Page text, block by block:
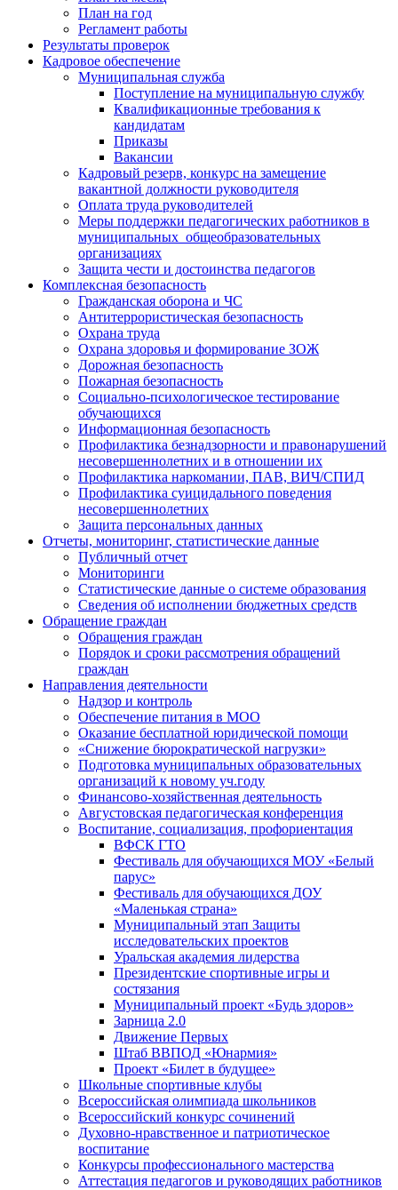
План на год
Регламент работы
Результаты проверок
Кадровое обеспечение
Муниципальная служба
Поступление на муниципальную службу
Квалификационные требования к
кандидатам
Приказы
Вакансии
Кадровый резерв, конкурс на замещение
вакантной должности руководителя
Оплата труда руководителей
Меры поддержки педагогических работников в
муниципальных общеобразовательных
организациях
Защита чести и достоинства педагогов
Комплексная безопасность
Гражданская оборона и ЧС
Антитеррористическая безопасность
Охрана труда
Охрана здоровья и формирование ЗОЖ
Дорожная безопасность
Пожарная безопасность
Социально-психологическое тестирование
обучающихся
Информационная безопасность
Профилактика безнадзорности и правонарушений
несовершеннолетних и в отношении их
Профилактика наркомании, ПАВ, ВИЧ/СПИД
Профилактика суицидального поведения
несовершеннолетних
Защита персональных данных
Отчеты, мониторинг, статистические данные
Публичный отчет
Мониторинги
Статистические данные о системе образования
Сведения об исполнении бюджетных средств
Обращение граждан
Обращения граждан
Порядок и сроки рассмотрения обращений
граждан
Направления деятельности
Надзор и контроль
Обеспечение питания в МОО
Оказание бесплатной юридической помощи
«Снижение бюрократической нагрузки»
Подготовка муниципальных образовательных
организаций к новому уч.году
Финансово-хозяйственная деятельность
Августовская педагогическая конференция
Воспитание, социализация, профориентация
ВФСК ГТО
Фестиваль для обучающихся МОУ «Белый
парус»
Фестиваль для обучающихся ДОУ
«Маленькая страна»
Муниципальный этап Защиты
исследовательских проектов
Уральская академия лидерства
Президентские спортивные игры и
состязания
Муниципальный проект «Будь здоров»
Зарница 2.0
Движение Первых
Штаб ВВПОД «Юнармия»
Проект «Билет в будущее»
Школьные спортивные клубы
Всероссийская олимпиада школьников
Всероссийский конкурс сочинений
Духовно-нравственное и патриотическое
воспитание
Конкурсы профессионального мастерства
Аттестация педагогов и руководящих работников